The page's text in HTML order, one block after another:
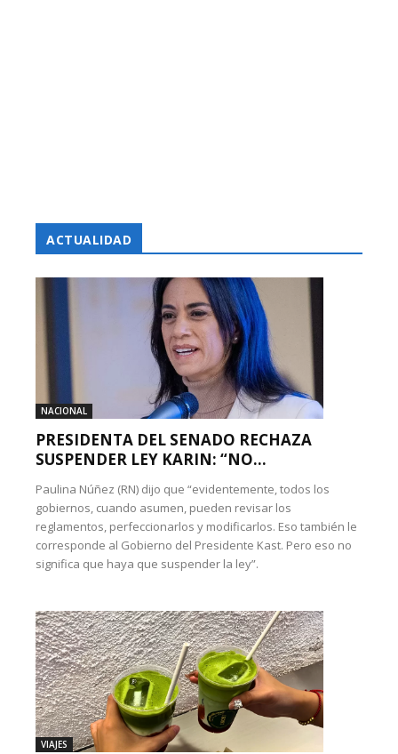
ACTUALIDAD
NACIONAL
PRESIDENTA DEL SENADO RECHAZA
SUSPENDER LEY KARIN: “NO...
Paulina Núñez (RN) dijo que “evidentemente, todos los
gobiernos, cuando asumen, pueden revisar los
reglamentos, perfeccionarlos y modificarlos. Eso también le
corresponde al Gobierno del Presidente Kast. Pero eso no
significa que haya que suspender la ley”.
VIAJES